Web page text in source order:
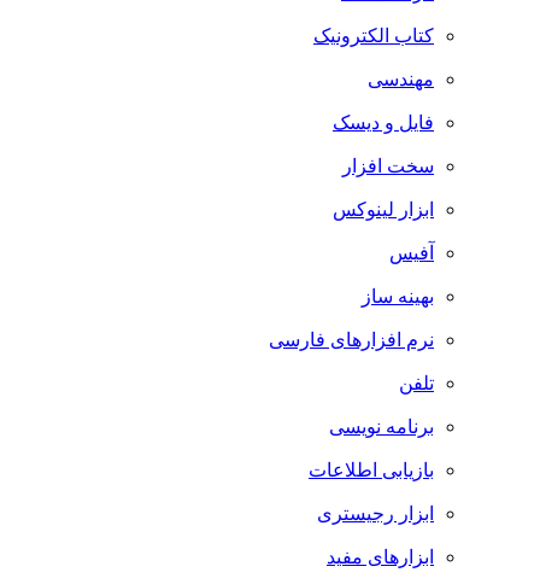
کتاب الکترونیک
مهندسی
فایل و دیسک
سخت افزار
ابزار لینوکس
آفیس
بهینه ساز
نرم افزارهای فارسی
تلفن
برنامه نویسی
بازیابی اطلاعات
ابزار رجیستری
ابزارهای مفید